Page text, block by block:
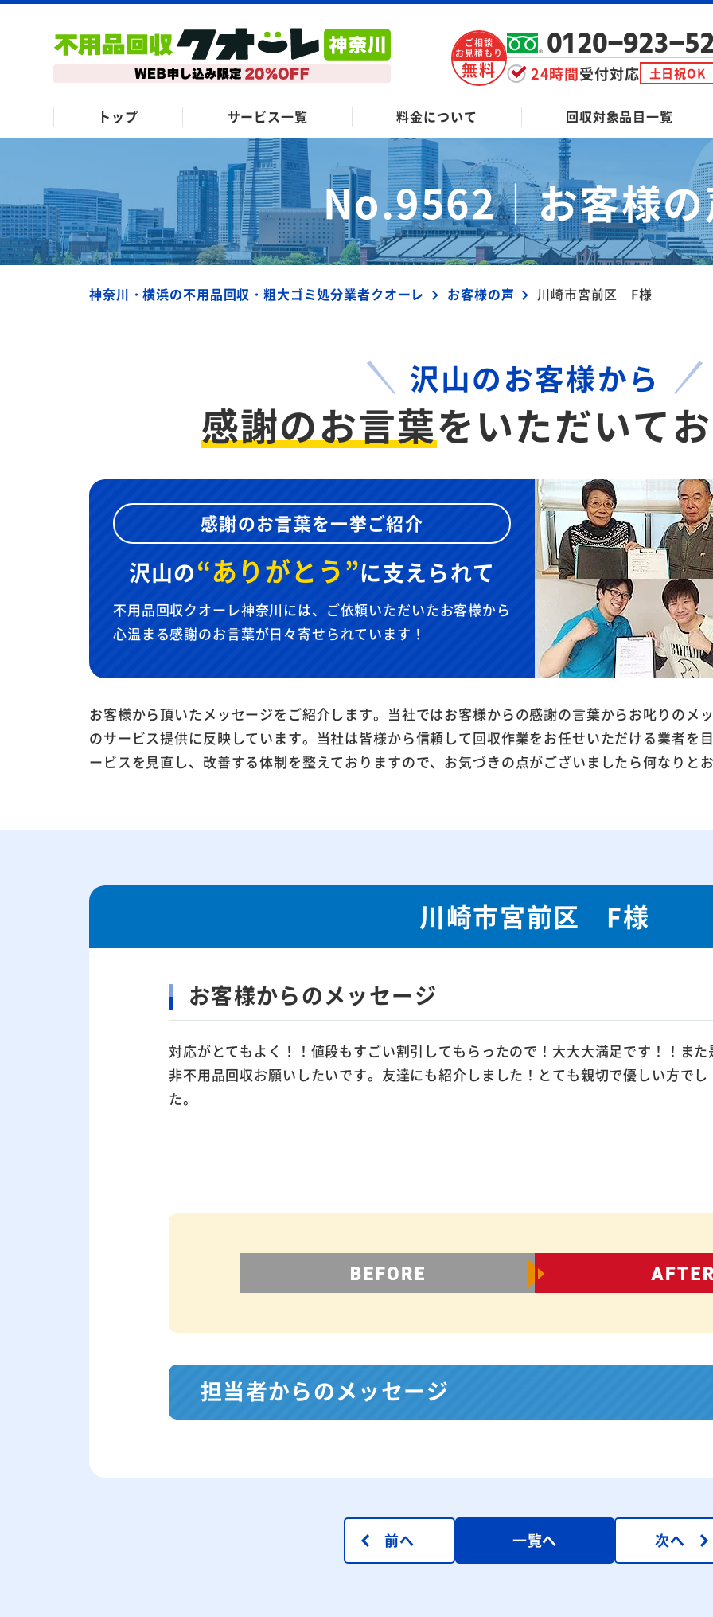
ご相談
お見積もり
無料
0120-923-
24時間受付対応 土日祝OK
トップ サービス一覧 料金について 回収対象品目一覧
No.9562｜お客様
神奈川・横浜の不用品回収・粗大ゴミ処分業者クオーレ お客様の声 川崎市宮前区 F様
沢山のお客様から
感謝のお言葉をいただいて
感謝のお言葉を一挙ご紹介
沢山の“ありがとう”に支えられて
不用品回収クオーレ神奈川には、ご依頼いただいたお客様から
心温まる感謝のお言葉が日々寄せられています！
お客様から頂いたメッセージをご紹介します。当社ではお客様からの感謝の言葉からお叱りのメ
のサービス提供に反映しています。当社は皆様から信頼して回収作業をお任せいただける業者を
ービスを見直し、改善する体制を整えておりますので、お気づきの点がございましたら何なりと
川崎市宮前区 F様
お客様からのメッセージ
対応がとてもよく！！値段もすごい割引してもらったので！大大大満足です！！また
非不用品回収お願いしたいです。友達にも紹介しました！とても親切で優しい方でし
た。
担当者からのメッセージ
前へ 一覧へ 次へ